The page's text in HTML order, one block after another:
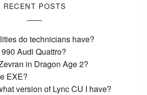
RECENT POSTS
do technicians have?
Audi Quattro?
in Dragon Age 2?
EXE?
version of Lync CU I have?